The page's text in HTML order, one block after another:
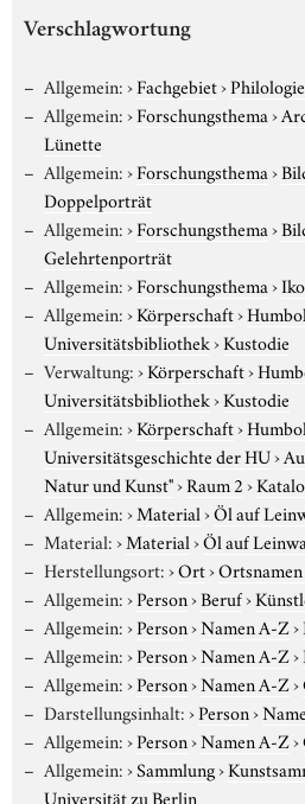
Verschlagwortung
Allgemein:›Fachgebiet›Philologie
Allgemein:›Forschungsthema›
Lünette
Allgemein:›Forschungsthema›
Doppelporträt
Allgemein:›Forschungsthema›
Gelehrtenporträt
Allgemein:›Forschungsthema›
Allgemein:›Körperschaft›
Universitätsbibliothek›Kustodie
Verwaltung:›Körperschaft›
Universitätsbibliothek›Kustodie
Allgemein:›Körperschaft›
Universitätsgeschichte der HU›
Natur und Kunst"›Raum 2›
Allgemein:›Material›Öl auf
Material:›Material›Öl auf
Herstellungsort:›Ort›
Allgemein:›Person›Beruf›
Allgemein:›Person›Namen A-Z›
Allgemein:›Person›Namen A-Z›
Allgemein:›Person›Namen A-Z›
Darstellungsinhalt:›Person›
Allgemein:›Person›Namen A-Z›
Allgemein:›Sammlung›
Universität zu Berlin